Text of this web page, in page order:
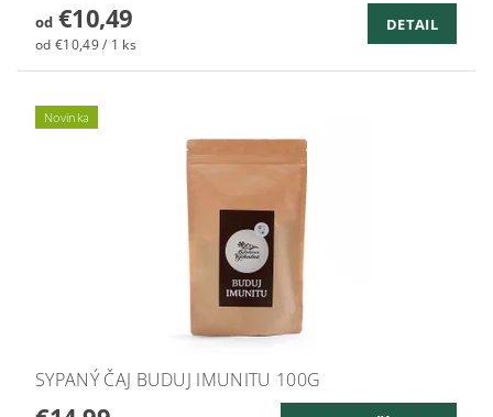
od€10,49
od €10,49 / 1 ks
DETAIL
Novinka
SYPANÝ ČAJ BUDUJ IMUNITU 100G